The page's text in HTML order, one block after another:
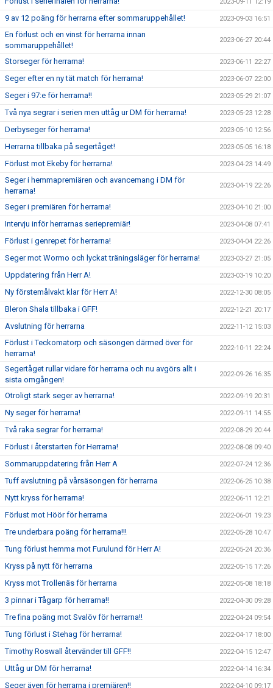
9 av 12 poäng för herrarna efter sommaruppehållet! 2023-09-03 16:51
En förlust och en vinst för herrarna innan
sommaruppehållet!
2023-06-27 20:44
Storseger för herrarna! 2023-06-11 22:27
Seger efter en ny tät match för herrarna! 2023-06-07 22:00
Seger i 97:e för herrarna!! 2023-05-29 21:07
Två nya segrar i serien men uttåg ur DM för herrarna! 2023-05-23 12:28
Derbyseger för herrarna! 2023-05-10 12:56
Herrarna tillbaka på segertåget! 2023-05-05 16:18
Förlust mot Ekeby för herrarna! 2023-04-23 14:49
Seger i hemmapremiären och avancemang i DM för
herrarna!
2023-04-19 22:26
Seger i premiären för herrarna! 2023-04-10 21:00
Intervju inför herrarnas seriepremiär! 2023-04-08 07:41
Förlust i genrepet för herrarna! 2023-04-04 22:26
Seger mot Wormo och lyckat träningsläger för herrarna! 2023-03-27 21:05
Uppdatering från Herr A! 2023-03-19 10:20
Ny förstemålvakt klar för Herr A! 2022-12-30 08:05
Bleron Shala tillbaka i GFF! 2022-12-21 20:17
Avslutning för herrarna 2022-11-12 15:03
Förlust i Teckomatorp och säsongen därmed över för
herrarna!
2022-10-11 22:24
Segertåget rullar vidare för herrarna och nu avgörs allt i
sista omgången!
2022-09-26 16:35
Otroligt stark seger av herrarna! 2022-09-19 20:31
Ny seger för herrarna! 2022-09-11 14:55
Två raka segrar för herrarna! 2022-08-29 20:44
Förlust i återstarten för Herrarna! 2022-08-08 09:40
Sommaruppdatering från Herr A 2022-07-24 12:36
Tuff avslutning på vårsäsongen för herrarna 2022-06-25 10:38
Nytt kryss för herrarna! 2022-06-11 12:21
Förlust mot Höör för herrarna 2022-06-01 19:23
Tre underbara poäng för herrarna!!! 2022-05-28 10:47
Tung förlust hemma mot Furulund för Herr A! 2022-05-24 20:36
Kryss på nytt för herrarna 2022-05-15 17:26
Kryss mot Trollenäs för herrarna 2022-05-08 18:18
3 pinnar i Tågarp för herrarna!! 2022-04-30 09:28
Tre fina poäng mot Svalöv för herrarna!! 2022-04-24 09:54
Tung förlust i Stehag för herrarna! 2022-04-17 18:00
Timothy Roswall återvänder till GFF!! 2022-04-15 12:47
Uttåg ur DM för herrarna! 2022-04-14 16:34
Seger även för herrarna i premiären!! 2022-04-10 09:17